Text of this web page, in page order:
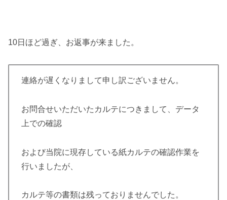
10日ほど過ぎ、お返事が来ました。
連絡が遅くなりまして申し訳ございません。
お問合せいただいたカルテにつきまして、データ
上での確認
および当院に現存している紙カルテの確認作業を
行いましたが、
カルテ等の書類は残っておりませんでした。